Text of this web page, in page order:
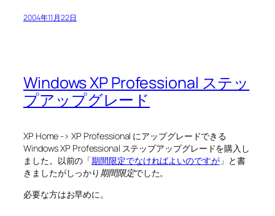
2004年11月22日
Windows XP Professional ステッ
プアップグレード
XP Home -> XP Professional にアップグレードできる
Windows XP Professional ステップアップグレードを購入し
ました。以前の「期間限定でなければよいのですが」と書
きましたがしっかり 期間限定でした。
必要な方はお早めに。